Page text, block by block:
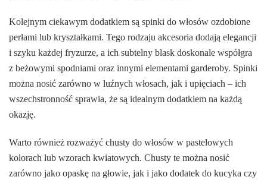
Kolejnym ciekawym dodatkiem są spinki do włosów ozdobione
perłami lub kryształkami. Tego rodzaju akcesoria dodają elegancji
i szyku każdej fryzurze, a ich subtelny blask doskonale współgra
z beżowymi spodniami oraz innymi elementami garderoby. Spinki
można nosić zarówno w luźnych włosach, jak i upięciach – ich
wszechstronność sprawia, że są idealnym dodatkiem na każdą
okazję.
Warto również rozważyć chusty do włosów w pastelowych
kolorach lub wzorach kwiatowych. Chusty te można nosić
zarówno jako opaskę na głowie, jak i jako dodatek do kucyka czy